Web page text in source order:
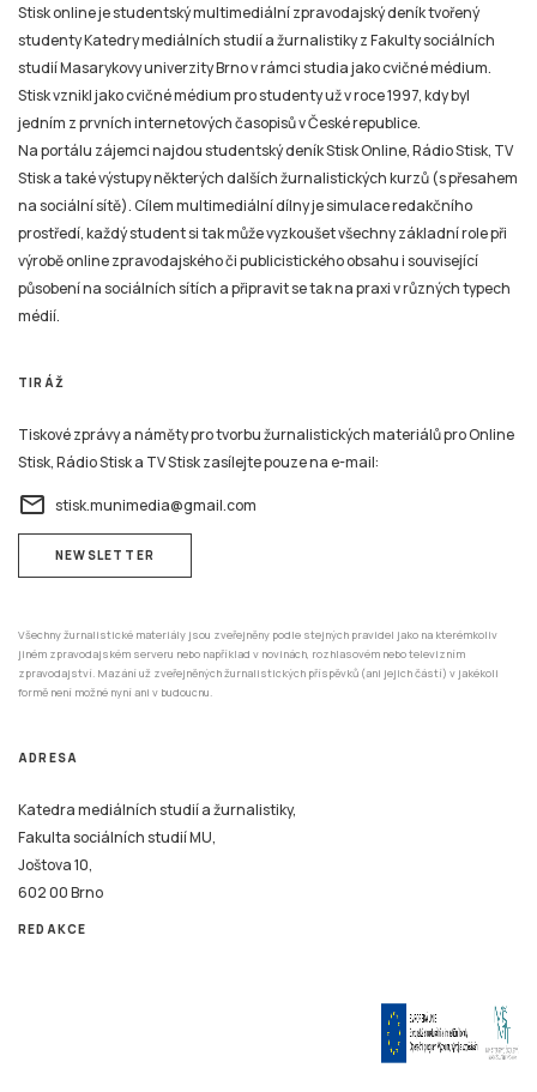
Stisk online je studentský multimediální zpravodajský deník tvořený
studenty Katedry mediálních studií a žurnalistiky z Fakulty sociálních
studií Masarykovy univerzity Brno v rámci studia jako cvičné médium.
Stisk vznikl jako cvičné médium pro studenty už v roce 1997, kdy byl
jedním z prvních internetových časopisů v České republice.
Na portálu zájemci najdou studentský deník Stisk Online, Rádio Stisk, TV
Stisk a také výstupy některých dalších žurnalistických kurzů (s přesahem
na sociální sítě). Cílem multimediální dílny je simulace redakčního
prostředí, každý student si tak může vyzkoušet všechny základní role při
výrobě online zpravodajského či publicistického obsahu i související
působení na sociálních sítích a připravit se tak na praxi v různých typech
médií.
TIRÁŽ
Tiskové zprávy a náměty pro tvorbu žurnalistických materiálů pro Online
Stisk, Rádio Stisk a TV Stisk zasílejte pouze na e-mail:
email stisk.munimedia@gmail.com
NEWSLETTER
Všechny žurnalistické materiály jsou zveřejněny podle stejných pravidel jako na kterémkoliv
jiném zpravodajském serveru nebo například v novinách, rozhlasovém nebo televizním
zpravodajství. Mazání už zveřejněných žurnalistických příspěvků (ani jejich částí) v jakékoli
formě není možné nyní ani v budoucnu.
ADRESA
Katedra mediálních studií a žurnalistiky,
Fakulta sociálních studií MU,
Joštova 10,
602 00 Brno
REDAKCE